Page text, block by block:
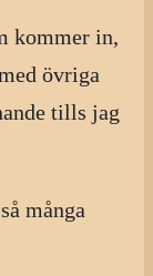
kommer in,
övriga
tills jag
många